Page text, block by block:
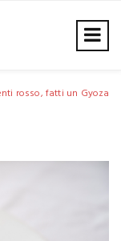
rosso, fatti un Gyoza